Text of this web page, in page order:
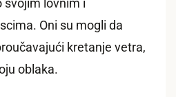
svojim lovnim i
Oni su mogli da
kretanje vetra,
oblaka.